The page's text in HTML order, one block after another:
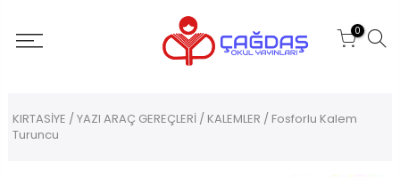
0
KIRTASİYE /YAZI ARAÇ GEREÇLERİ / KALEMLER / Fosforlu Kalem
Turuncu